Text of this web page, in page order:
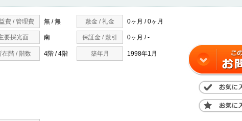
ン
帯広の賃貸事務所
ン
旭川の賃貸事務所
費 / 管理費 無 / 無 敷金 / 礼金 0ヶ月 / 0ヶ月
要採光面 南 保証金 / 敷引 0ヶ月 / -
在階 / 階数 4階 / 4階 築年月 1998年1月